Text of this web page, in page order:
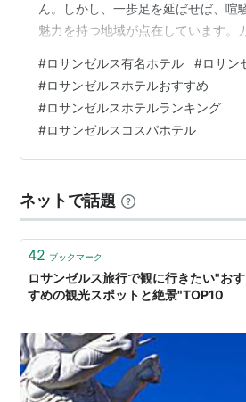
ん。しかし、一歩足を延ばせば、喧
魅力を持つ地域が点在しています。
く、落ち着いた滞在を求める方にぴ
ここでは、都会の刺激と静寂な安ら
います。 現地の文化 カノガパークは
するロサンゼルスの中でも、特に地
かさを感じさせる場所です。地元の
#ロサンゼルス有名ホテル #ロサン
#ロサンゼルスホテルおすすめ
#ロサンゼルスホテルランキング
#ロサンゼルスコスパホテル
ネットで話題
42 ブックマーク
ロサンゼルス旅行で観に行きたい"おす
すめの観光スポットと絶景"TOP10